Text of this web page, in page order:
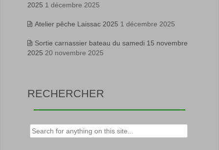
2025 1 décembre 2025
Atelier pêche Laissac 2025 1 décembre 2025
Sortie carnassier bateau du samedi 15 novembre
2025 20 novembre 2025
RECHERCHER
Rechercher :